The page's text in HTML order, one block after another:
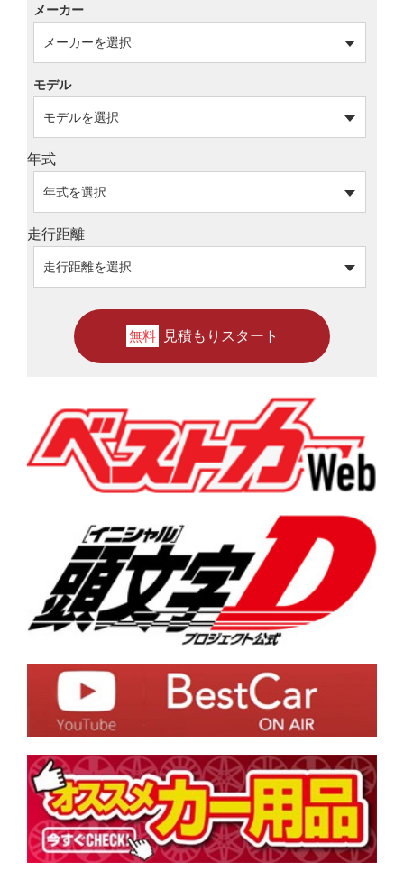
メーカー
モデル
年式
走行距離
無料 見積もりスタート